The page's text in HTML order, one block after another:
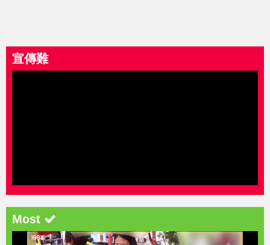
宣傳難
Most